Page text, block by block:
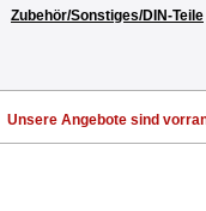
Zubehör/Sonstiges/DIN-Teile
Unsere Angebote sind